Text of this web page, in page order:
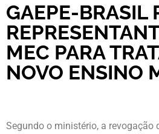
GAEPE-BRASIL
MEC PARA
NOVO ENSINO
Segundo o ministério, a revogação